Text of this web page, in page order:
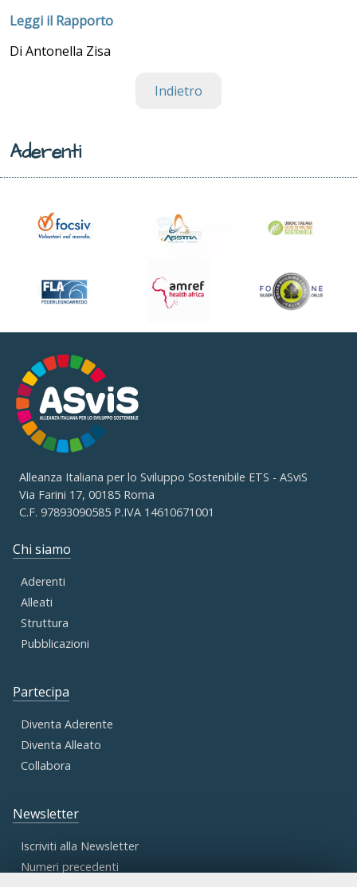
Leggi il Rapporto
Di Antonella Zisa
Indietro
Aderenti
Alleanza Italiana per lo Sviluppo Sostenibile ETS - ASviS
Via Farini 17, 00185 Roma
C.F. 97893090585 P.IVA 14610671001
Chi siamo
Aderenti
Alleati
Struttura
Pubblicazioni
Partecipa
Diventa Aderente
Diventa Alleato
Collabora
Newsletter
Iscriviti alla Newsletter
Numeri precedenti